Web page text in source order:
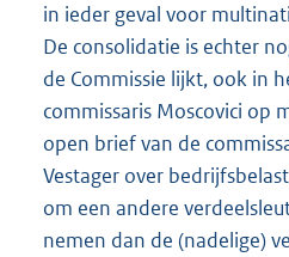
in ieder geval voor
De consolidatie is echter
de Commissie lijkt, ook in
commissaris Moscovici op
open brief van de
Vestager over
om een andere
nemen dan de (nadelige)